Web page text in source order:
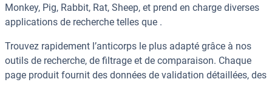
Monkey, Pig, Rabbit, Rat, Sheep, et prend en charge diverses
applications de recherche telles que .
Trouvez rapidement l’anticorps le plus adapté grâce à nos
outils de recherche, de filtrage et de comparaison. Chaque
page produit fournit des données de validation détaillées, des